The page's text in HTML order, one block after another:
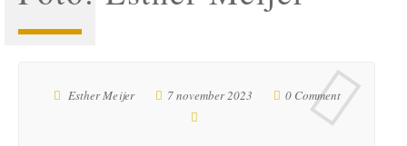
Esther Meijer 7 november 2023 0 Comment